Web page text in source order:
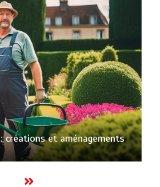
éliminer une souche dans